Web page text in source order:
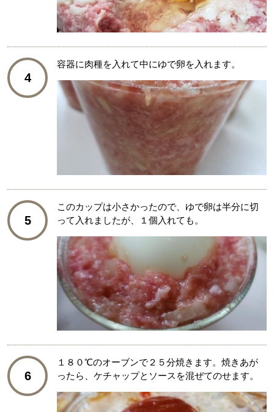
4
容器に肉種を入れて中にゆで卵を入れます。
5
このカップは小さかったので、ゆで卵は半分に切
って入れましたが、１個入れても。
6
１８０℃のオーブンで２５分焼きます。焼きあが
ったら、ケチャップとソースを混ぜてのせます。